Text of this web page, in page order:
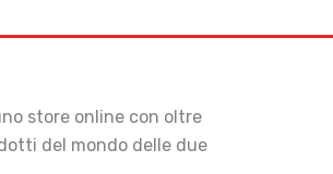
store online con oltre
del mondo delle due